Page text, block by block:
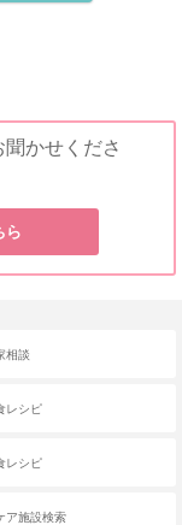
かせくださ
ら
相談
レシピ
レシピ
ア施設検索